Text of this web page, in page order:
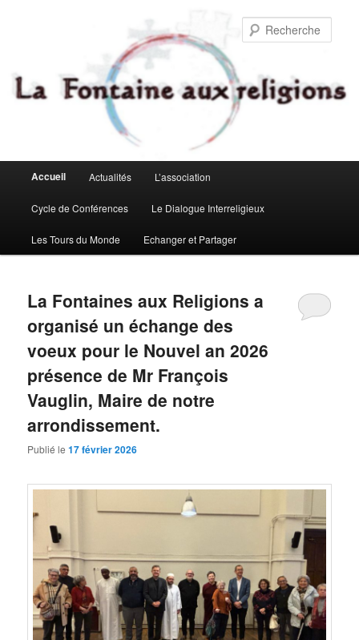
Accueil Actualités L’association
Cycle de Conférences Le Dialogue Interreligieux
Les Tours du Monde Echanger et Partager
La Fontaines aux Religions a
organisé un échange des
voeux pour le Nouvel an 2026
présence de Mr François
Vauglin, Maire de notre
arrondissement.
Publié le17 février 2026